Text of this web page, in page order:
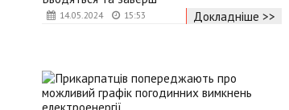
14.05.2024 15:53
Докладніше >>